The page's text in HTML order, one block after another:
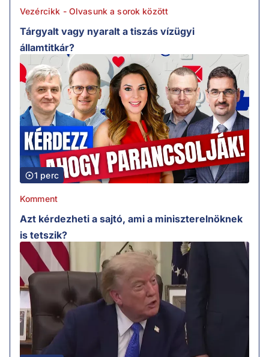
Vezércikk - Olvasunk a sorok között
Tárgyalt vagy nyaralt a tiszás vízügyi
államtitkár?
1 perc
Komment
Azt kérdezheti a sajtó, ami a miniszterelnöknek
is tetszik?